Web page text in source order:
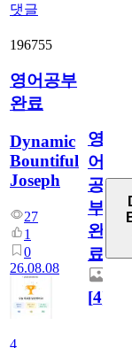
댓글
196755
영어공부
완료
Dynamic
Bountiful
Joseph
27
1
0
26.08.08
4
영
어
공
부
완
료
[4]